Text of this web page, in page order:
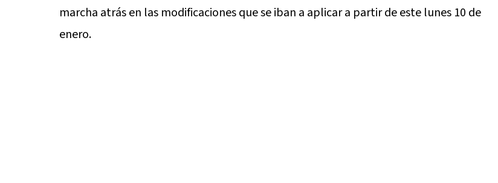
marcha atrás en las modificaciones que se iban a aplicar a partir de este lunes 10 de
enero.